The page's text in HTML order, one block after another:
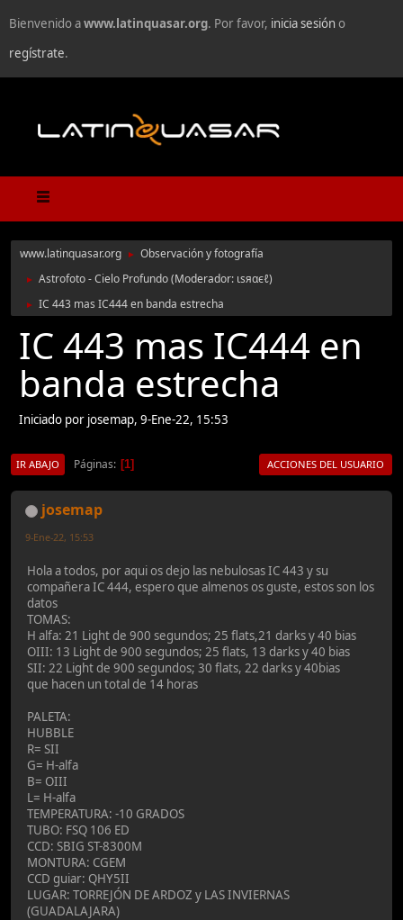
Bienvenido awww.latinquasar.org. Por favor, inicia sesióno
regístrate.
www.latinquasar.org ► Observación y fotografía
► Astrofoto - Cielo Profundo(Moderador: ιѕяαєℓ)
► IC 443 mas IC444 en banda estrecha
IC 443 mas IC444 en
banda estrecha
Iniciado por josemap, 9-Ene-22, 15:53
IR ABAJO Páginas 1 ACCIONES DEL USUARIO
josemap
9-Ene-22, 15:53
Hola a todos, por aqui os dejo las nebulosas IC 443 y su
compañera IC 444, espero que almenos os guste, estos son los
datos
TOMAS:
H alfa: 21 Light de 900 segundos; 25 flats,21 darks y 40 bias
OIII: 13 Light de 900 segundos; 25 flats, 13 darks y 40 bias
SII: 22 Light de 900 segundos; 30 flats, 22 darks y 40bias
que hacen un total de 14 horas
PALETA:
HUBBLE
R= SII
G= H-alfa
B= OIII
L= H-alfa
TEMPERATURA: -10 GRADOS
TUBO: FSQ 106 ED
CCD: SBIG ST-8300M
MONTURA: CGEM
CCD guiar: QHY5II
LUGAR: TORREJÓN DE ARDOZ y LAS INVIERNAS
(GUADALAJARA)